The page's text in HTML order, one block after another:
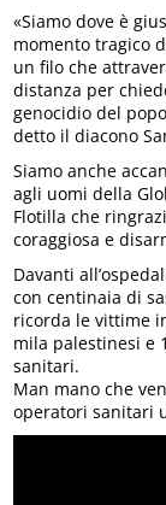
«Siamo dove è
momento tragico
un filo che
distanza per
genocidio del
detto il diacono
Siamo anche
agli uomi della
Flotilla che
coraggiosa e
Davanti
con centinaia di
ricorda le vittime
mila palestinesi e
sanitari.
Man mano che
operatori sanitari